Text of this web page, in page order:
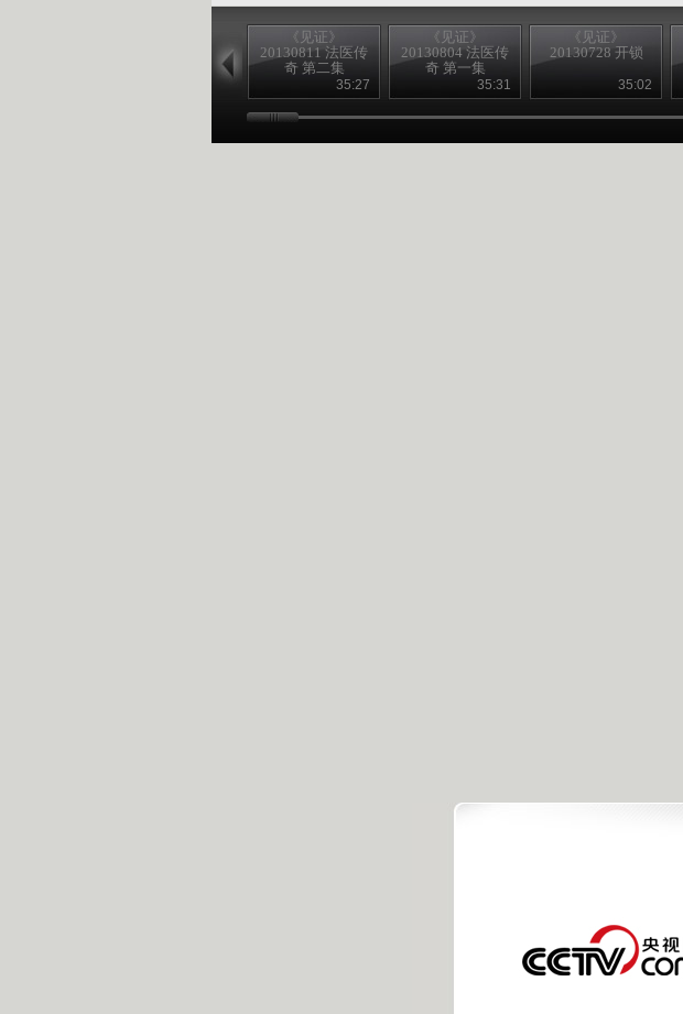
《见证》
20130811 法医传
奇 第二集
35:27
《见证》
20130804 法医传
奇 第一集
35:31
《见证》
20130728 开锁
35:02